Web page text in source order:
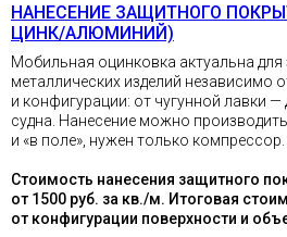
НАНЕСЕНИЕ ЗАЩИТНОГО
ЦИНК/АЛЮМИНИЙ)
Мобильная оцинковка актуальна
металлических изделий независимо
и конфигурации: от чугунной лавки —
судна. Нанесение можно производить
и «в поле», нужен только компрессор.
Стоимость нанесения защитного
от 1500 руб. за кв./м. Итоговая
от конфигурации поверхности и